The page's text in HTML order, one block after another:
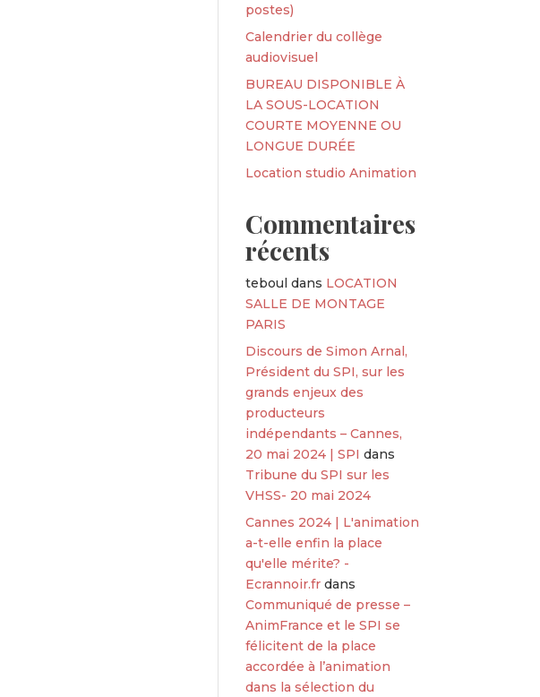
postes)
Calendrier du collège
audiovisuel
BUREAU DISPONIBLE À
LA SOUS-LOCATION
COURTE MOYENNE OU
LONGUE DURÉE
Location studio Animation
Commentaires
récents
teboul dans LOCATION
SALLE DE MONTAGE
PARIS
Discours de Simon Arnal,
Président du SPI, sur les
grands enjeux des
producteurs
indépendants – Cannes,
20 mai 2024 | SPI dans
Tribune du SPI sur les
VHSS- 20 mai 2024
Cannes 2024 | L'animation
a-t-elle enfin la place
qu'elle mérite? -
Ecrannoir.fr dans
Communiqué de presse –
AnimFrance et le SPI se
félicitent de la place
accordée à l’animation
dans la sélection du